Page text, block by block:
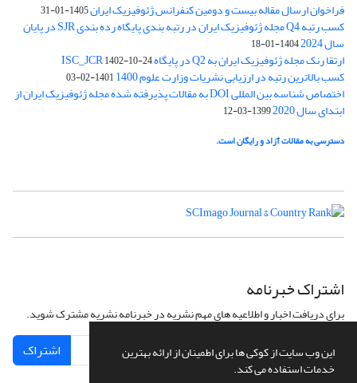
این وب سایت از کوکی ها برای اطمینان از ارائه بهترین
خدمات استفاده می کند.
فراخوان ارسال مقاله بیست و دومین کنفرانس ژئوفیزیک ایران1405-01-31
کسب رتبه Q4 مجله ژئوفیزیک ایران در رتبه بندی پایگاه رده بندی SJR در پایان
سال 2024 1404-01-18
ارتقا رنک مجله ژئوفیزیک ایران به Q2 در پایگاه ISC_JCR 1402-10-24
کسب بالاترین رتبه در ارزیابی نشریات وزارت علوم 1400 1401-02-03
اختصاص شناسه بین المللی DOI به مقالات پذیرفته شده مجله ژئوفیزیک ایران از
ابتدای سال 2020 1399-03-12
دسترسی به مقالات آزاد و رایگان است.
اشتراک خبرنامه
برای دریافت اخبار و اطلاعیه های مهم نشریه در خبرنامه نشریه مشترک شوید.
اشتراک